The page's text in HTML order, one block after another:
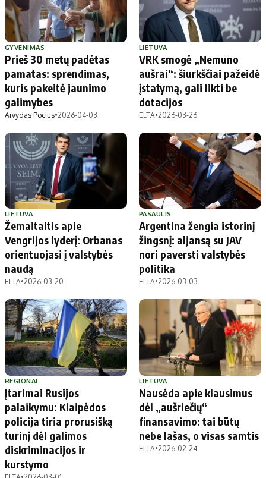
GYVENIMAS
Prieš 30 metų padėtas
pamatas: sprendimas,
kuris pakeitė jaunimo
galimybes
Arvydas Pocius•2026-04-03
LIETUVA
VRK smogė „Nemuno
aušrai“: šiurkščiai pažeidė
įstatymą, gali likti be
dotacijos
ELTA•2026-03-26
LIETUVA
Žemaitaitis apie
Vengrijos lyderį: Orbanas
orientuojasi į valstybės
naudą
ELTA•2026-03-20
PASAULIS
Argentina žengia istorinį
žingsnį: aljansą su JAV
nori paversti valstybės
politika
ELTA•2026-03-03
REGIONAI
Įtarimai Rusijos
palaikymu: Klaipėdos
policija tiria prorusišką
turinį dėl galimos
diskriminacijos ir
kurstymo
LIETUVA
Nausėda apie klausimus
dėl „aušriečių“
finansavimo: tai būtų
nebe lašas, o visas samtis
ELTA•2026-02-24